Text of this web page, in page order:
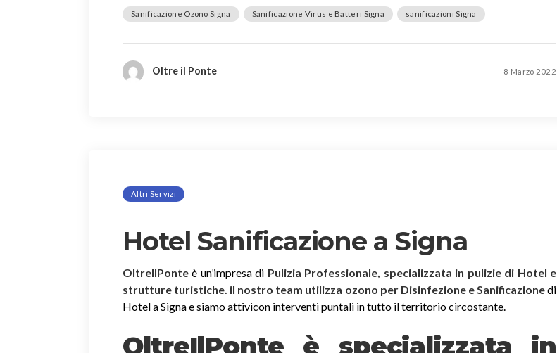
Sanificazione Ozono Signa Sanificazione Virus e Batteri Signa sanificazioni Signa
Oltre il Ponte 8 Marzo 2022
Altri Servizi
Hotel Sanificazione a Signa
OltreIlPonte è un’impresa di Pulizia Professionale, specializzata in pulizie di Hotel e
strutture turistiche. il nostro team utilizza ozono per Disinfezione e Sanificazionedi
Hotel a Signa e siamo attivicon interventi puntali in tutto il territorio circostante.
OltreIlPonte è specializzata in